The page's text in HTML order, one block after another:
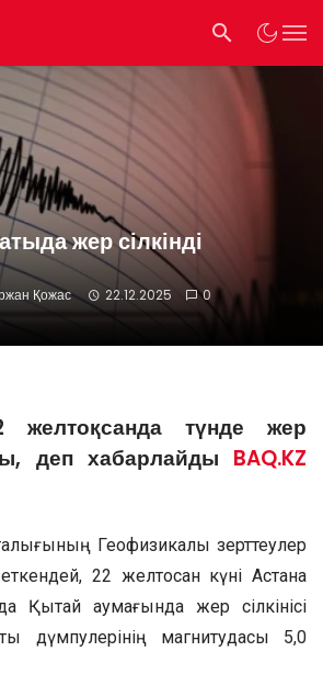
жер сілкінді
Қожас 22.12.2025 0
желтоқсанда түнде жер
деп хабарлайды BAQ.KZ
Геофизикалық зерттеулер
22 желтоқсан күні Астана
Қытай аумағында жер сілкінісі
дүмпулерінің магнитудасы 5,0